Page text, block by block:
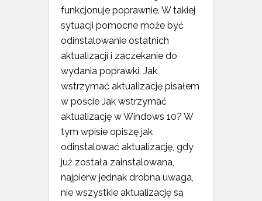
funkcjonuje poprawnie. W takiej
sytuacji pomocne może być
odinstalowanie ostatnich
aktualizacji i zaczekanie do
wydania poprawki. Jak
wstrzymać aktualizację pisałem
w poście Jak wstrzymać
aktualizację w Windows 10? W
tym wpisie opiszę jak
odinstalować aktualizację, gdy
już została zainstalowana,
najpierw jednak drobna uwaga,
nie wszystkie aktualizację są